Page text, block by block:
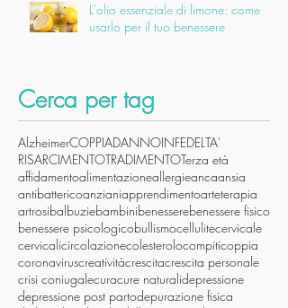
L'olio essenziale di limone: come
usarlo per il tuo benessere
Cerca per tag
AlzheimerCOPPIADANNOINFEDELTA'
RISARCIMENTOTRADIMENTOTerza età
affidamentoalimentazioneallergieancaansia
antibattericoanzianiapprendimentoarteterapia
artrosibalbuziebambinibenesserebenessere fisico
benessere psicologicobullismocellulitecervicale
cervicalicircolazionecolesterolocompiticoppia
coronaviruscreativitàcrescitacrescita personale
crisi coniugalecuracure naturalidepressione
depressione post partodepurazione fisica